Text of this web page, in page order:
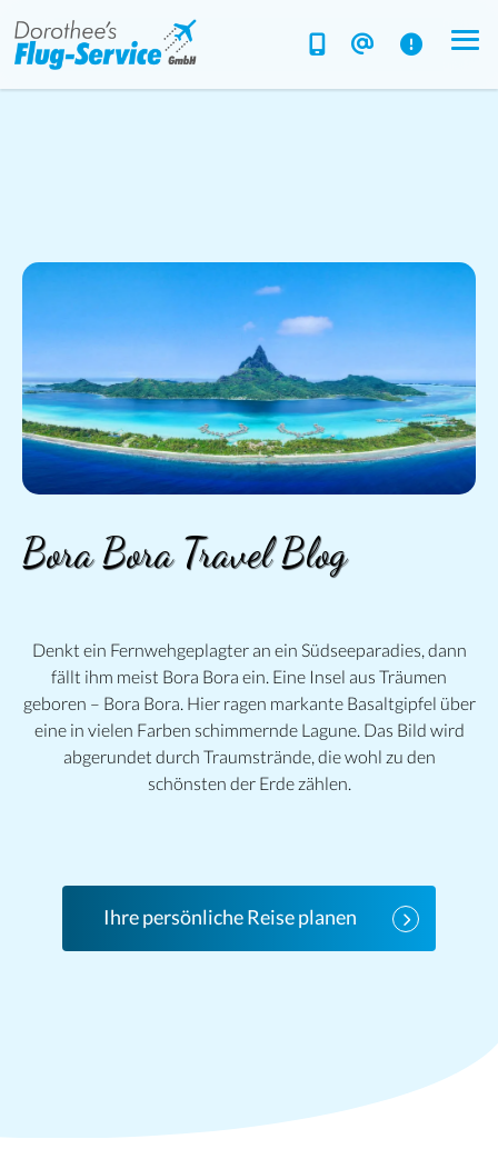
Flug-Service
Kreuzfahrten
Hotels
Reise planen
System
Bora Bora Travel Blog
Denkt ein Fernwehgeplagter an ein Südseeparadies, dann
fällt ihm meist Bora Bora ein. Eine Insel aus Träumen
geboren – Bora Bora. Hier ragen markante Basaltgipfel über
eine in vielen Farben schimmernde Lagune. Das Bild wird
abgerundet durch Traumstrände, die wohl zu den
schönsten der Erde zählen.
Ihre persönliche Reise planen